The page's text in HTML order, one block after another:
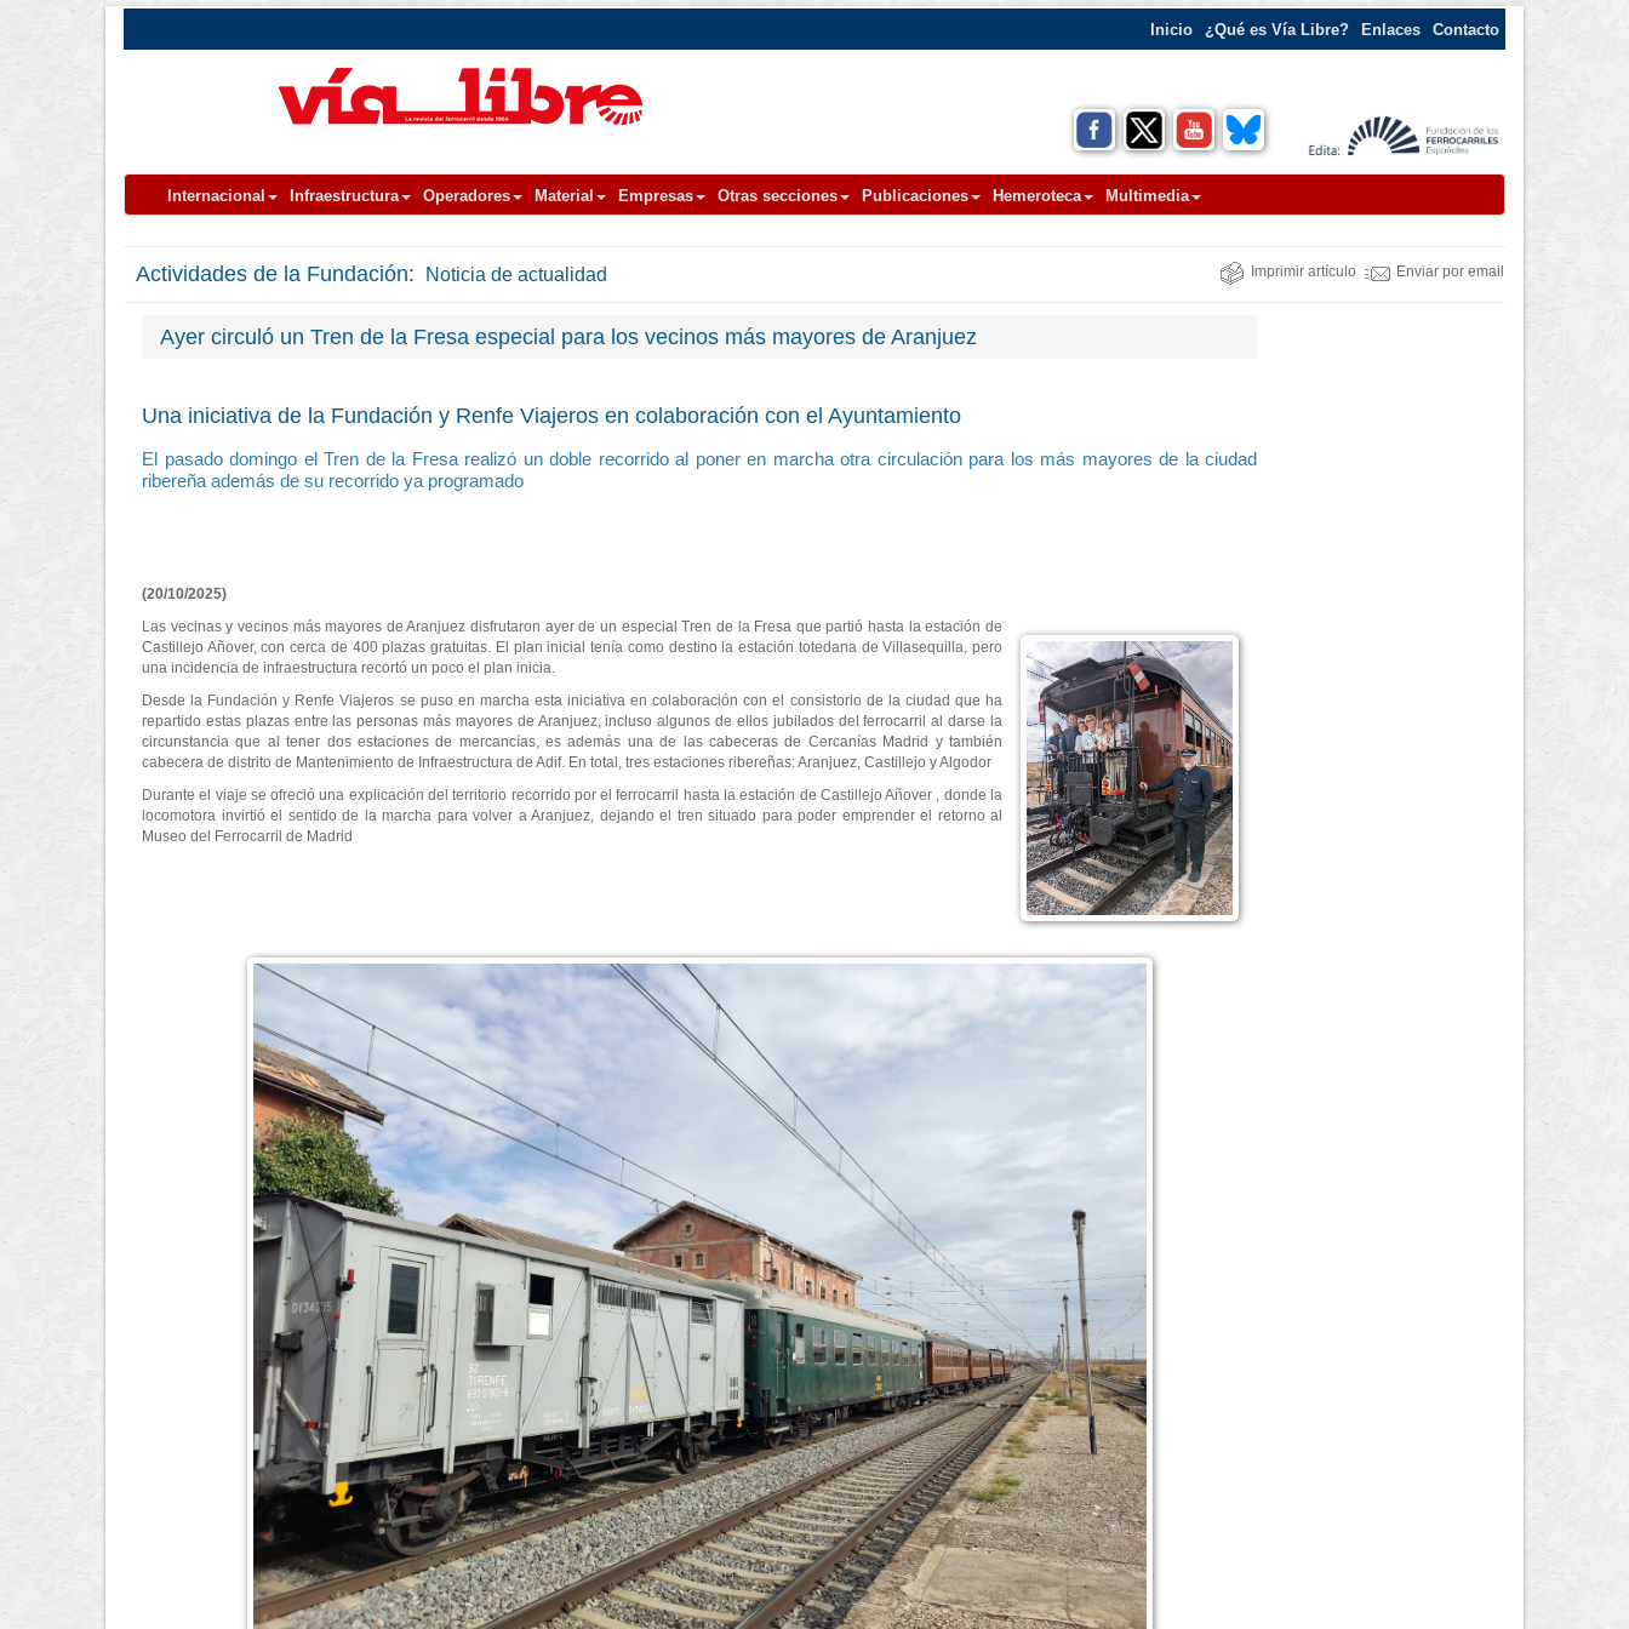
Inicio ¿Qué es Vía Libre? Enlaces Contacto
Internacional Infraestructura Operadores Material Empresas Otras secciones Publicaciones Hemeroteca Multimedia
Actividades de la Fundación: Noticia de actualidad Imprimir artículo Enviar por email
Ayer circuló un Tren de la Fresa especial para los vecinos más mayores de Aranjuez
Una iniciativa de la Fundación y Renfe Viajeros en colaboración con el Ayuntamiento
El pasado domingo el Tren de la Fresa realizó un doble recorrido al poner en marcha otra circulación para los más mayores de la ciudad
ribereña además de su recorrido ya programado
(20/10/2025)
Las vecinas y vecinos más mayores de Aranjuez disfrutaron ayer de un especial Tren de la Fresa que partió hasta la estación de
Castillejo Añover, con cerca de 400 plazas gratuitas. El plan inicial tenía como destino la estación totedana de Villasequilla, pero
una incidencia de infraestructura recortó un poco el plan inicia.
Desde la Fundación y Renfe Viajeros se puso en marcha esta iniciativa en colaboración con el consistorio de la ciudad que ha
repartido estas plazas entre las personas más mayores de Aranjuez, incluso algunos de ellos jubilados del ferrocarril al darse la
circunstancia que al tener dos estaciones de mercancías, es además una de las cabeceras de Cercanías Madrid y también
cabecera de distrito de Mantenimiento de Infraestructura de Adif. En total, tres estaciones ribereñas: Aranjuez, Castillejo y Algodor
Durante el viaje se ofreció una explicación del territorio recorrido por el ferrocarril hasta la estación de Castillejo Añover , donde la
locomotora invirtió el sentido de la marcha para volver a Aranjuez, dejando el tren situado para poder emprender el retorno al
Museo del Ferrocarril de Madrid